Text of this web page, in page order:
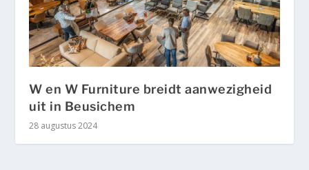
W en W Furniture breidt aanwezigheid
uit in Beusichem
28 augustus 2024